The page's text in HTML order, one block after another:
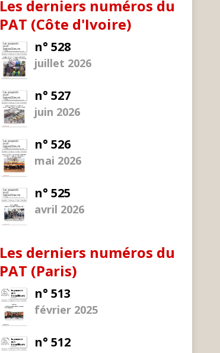
Les derniers numéros du
PAT (Côte d'Ivoire)
n° 528
juillet 2026
n° 527
juin 2026
n° 526
mai 2026
n° 525
avril 2026
Les derniers numéros du
PAT (Paris)
n° 513
février 2025
n° 512